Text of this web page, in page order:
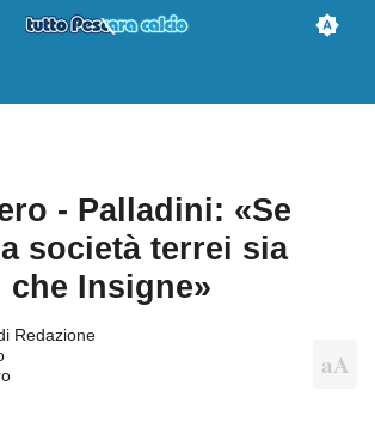
- Palladini: «Se
società terrei sia
che Insigne»
Redazione